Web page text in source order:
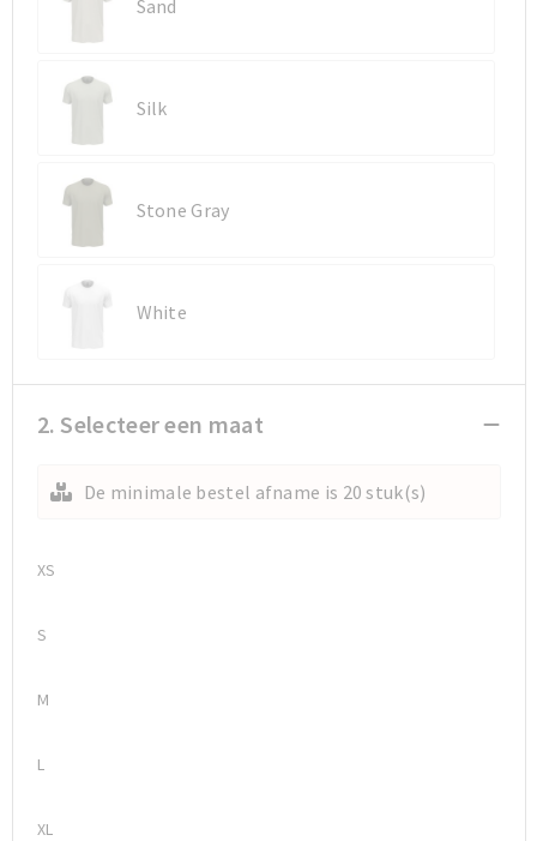
Sand
Silk
Stone Gray
White
2. Selecteer een maat
De minimale bestel afname is 20 stuk(s)
XS
S
M
L
XL